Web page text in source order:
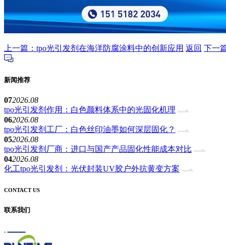
上一篇：tpo光引发剂在海洋防腐涂料中的创新应用 返回 下一
新闻推荐
072026.08
tpo光引发剂作用：白色颜料体系中的光固化机理
062026.08
tpo光引发剂工厂：白色丝印油墨如何深层固化？
052026.08
tpo光引发剂厂商：进口与国产产品固化性能成本对比
042026.08
化工tpo光引发剂：光伏封装UV胶户外抗黄变方案
CONTACT US
联系我们